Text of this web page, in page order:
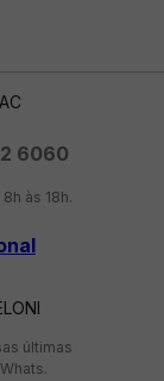
6060
às 18h.
últimas